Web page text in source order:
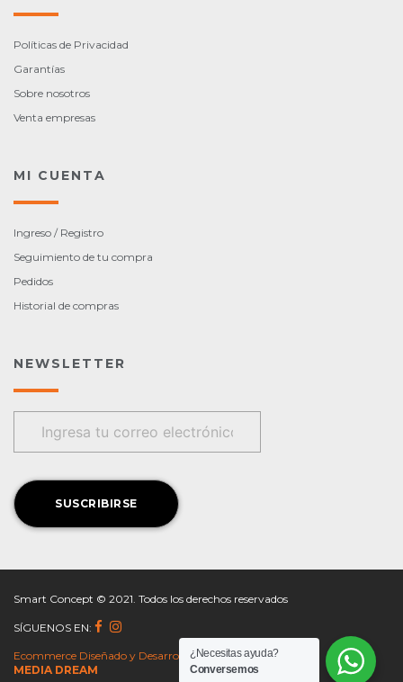
Políticas de Privacidad
Garantías
Sobre nosotros
Venta empresas
MI CUENTA
Ingreso / Registro
Seguimiento de tu compra
Pedidos
Historial de compras
NEWSLETTER
Smart Concept © 2021. Todos los derechos reservados
SÍGUENOS EN:
Ecommerce Diseñado y Desarrollado por
MEDIA DREAM
¿Necesitas ayuda?
Conversemos